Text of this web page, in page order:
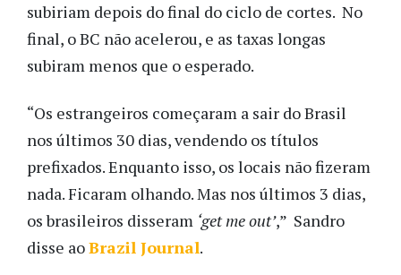
subiriam depois do final do ciclo de cortes. No
final, o BC não acelerou, e as taxas longas
subiram menos que o esperado.
“Os estrangeiros começaram a sair do Brasil
nos últimos 30 dias, vendendo os títulos
prefixados. Enquanto isso, os locais não fizeram
nada. Ficaram olhando. Mas nos últimos 3 dias,
os brasileiros disseram ‘get me out’,” Sandro
disse aoBrazil Journal.